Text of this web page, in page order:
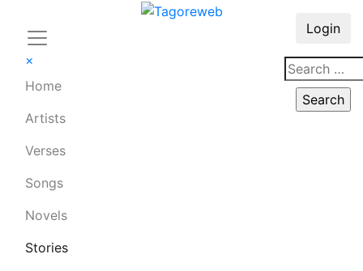
×
Home
Artists
Verses
Songs
Novels
Stories
Login